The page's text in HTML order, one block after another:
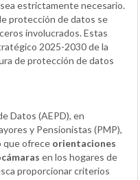
estrictamente necesario.
protección de datos se
involucrados. Estas
2025-2030 de la
de protección de datos
Datos (AEPD), en
y Pensionistas (PMP),
que ofrece orientaciones
en los hogares de
proporcionar criterios